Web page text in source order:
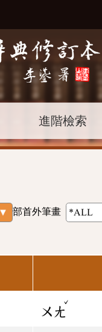
進階檢索
部首外筆畫
ㄨㄤ
ˇ